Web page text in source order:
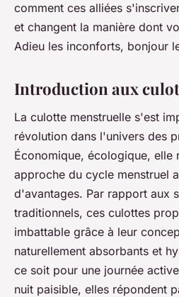
comment ces alliées
et changent la manière dont
Adieu les inconforts, bonjour
Introduction aux
La culotte menstruelle s'est
révolution dans l'univers des
Économique, écologique, elle
approche du cycle menstruel
d'avantages. Par rapport aux
traditionnels, ces culottes
imbattable grâce à leur
naturellement absorbants et
ce soit pour une journée
nuit paisible, elles répondent